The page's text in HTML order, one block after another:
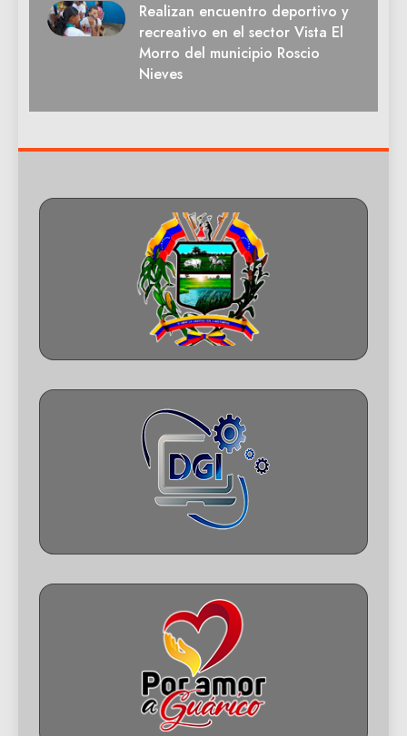
Realizan encuentro deportivo y
recreativo en el sector Vista El
Morro del municipio Roscio
Nieves